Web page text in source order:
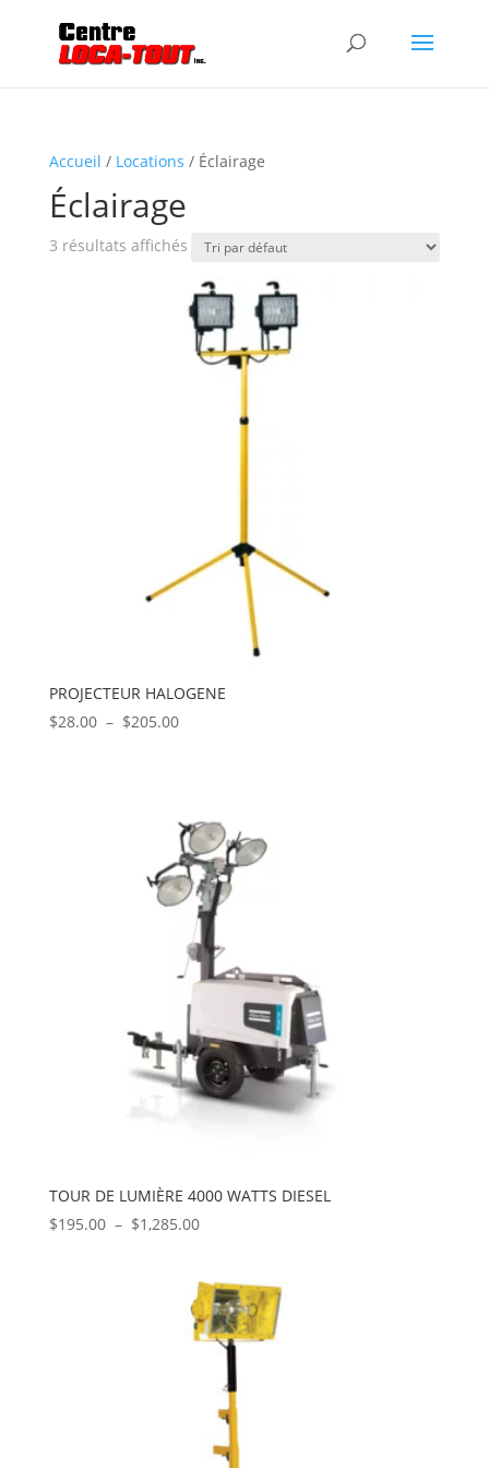
Accueil / Locations / Éclairage
Éclairage
3 résultats affichés
PROJECTEUR HALOGENE
$28.00 – $205.00Plage
à
$205.00
TOUR DE LUMIÈRE 4000 WATTS DIESEL
$195.00 – $1,285.00Plage
$195.00
à
$1,285.00